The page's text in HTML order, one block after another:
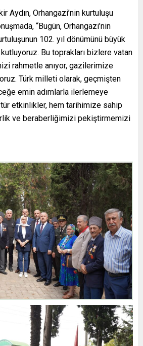
Aydın, Orhangazi’nin kurtuluşu
“Bugün, Orhangazi’nin
102. yıl dönümünü büyük
Bu toprakları bizlere vatan
rahmetle anıyor, gazilerimize
Türk milleti olarak, geçmişten
emin adımlarla ilerlemeye
etkinlikler, hem tarihimize sahip
ve beraberliğimizi pekiştirmemizi